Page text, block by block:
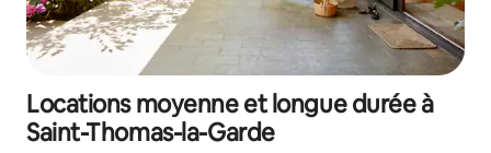
Locations moyenne et longue durée à
Saint-Thomas-la-Garde